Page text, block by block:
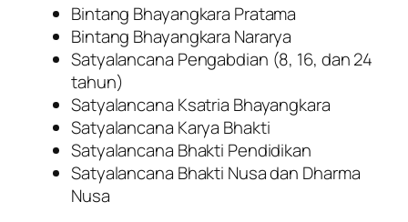
Bintang Bhayangkara Pratama
Bintang Bhayangkara Nararya
Satyalancana Pengabdian (8, 16, dan 24
tahun)
Satyalancana Ksatria Bhayangkara
Satyalancana Karya Bhakti
Satyalancana Bhakti Pendidikan
Satyalancana Bhakti Nusa dan Dharma
Nusa